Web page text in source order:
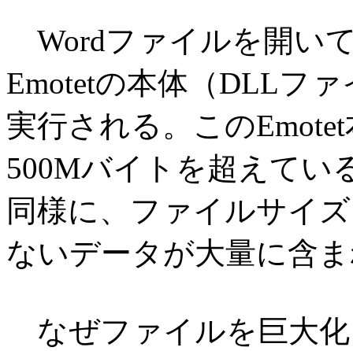
Wordファイルを開い
Emotetの本体（DLLフ
実行される。この
500Mバイトを超えてい
同様に、ファイルサイ
ないデータが大量に含
なぜファイルを巨大